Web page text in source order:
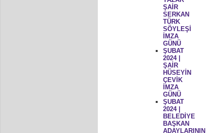
ŞAİR
SERKAN
TÜRK
SÖYLEŞİ
İMZA
GÜNÜ
ŞUBAT
2024 |
ŞAİR
HÜSEYİN
ÇEVİK
İMZA
GÜNÜ
ŞUBAT
2024 |
BELEDİYE
BAŞKAN
ADAYLARININ